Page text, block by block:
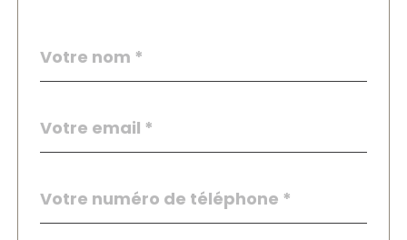
par
*
*
*